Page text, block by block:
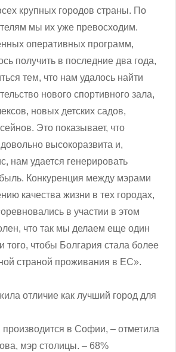
крупных городов страны. По
мы их уже превосходим.
оперативных программ,
получить в последние два года,
тем, что нам удалось найти
нового спортивного зала,
новых детских садов,
Это показывает, что
высокоразвита и,
нам удается генерировать
Конкуренция между мэрами
качества жизни в тех городах,
в участии в этом
что так мы делаем еще один
того, чтобы Болгария стала более
страной проживания в ЕС».
отличие как лучший город для
в Софии, ‒ отметила
мэр столицы. – 68%